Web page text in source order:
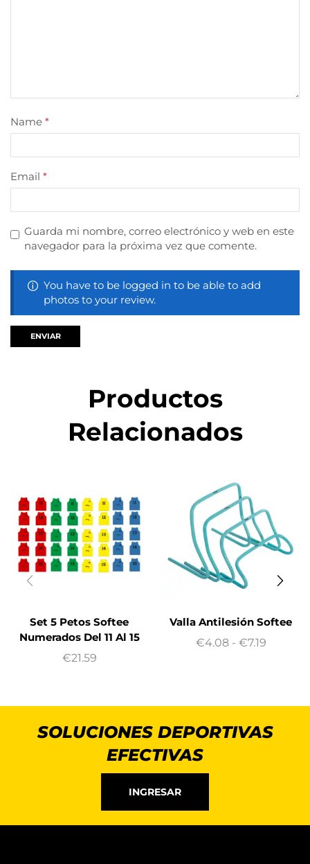
Name *
Email *
Guarda mi nombre, correo electrónico y web en este
navegador para la próxima vez que comente.
You have to be logged in to be able to add
photos to your review.
Productos
Relacionados
Set 5 Petos Softee
Numerados Del 11 Al 15
€21.59
Valla Antilesión Softee
€4.08 - €7.19
SOLUCIONES DEPORTIVAS
EFECTIVAS
INGRESAR